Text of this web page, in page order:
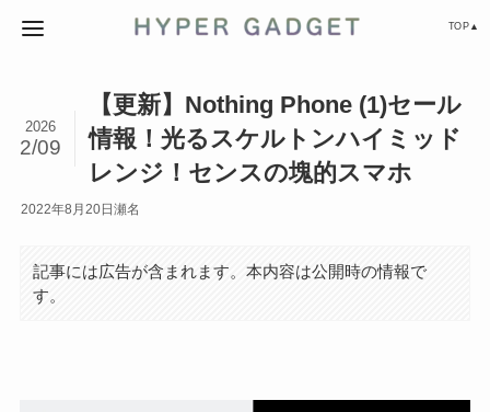
TOP▲
【更新】Nothing Phone (1)セール
情報！光るスケルトンハイミッド
レンジ！センスの塊的スマホ
2026
2/09
2022年8月20日 瀬名
記事には広告が含まれます。本内容は公開時の情報で
す。